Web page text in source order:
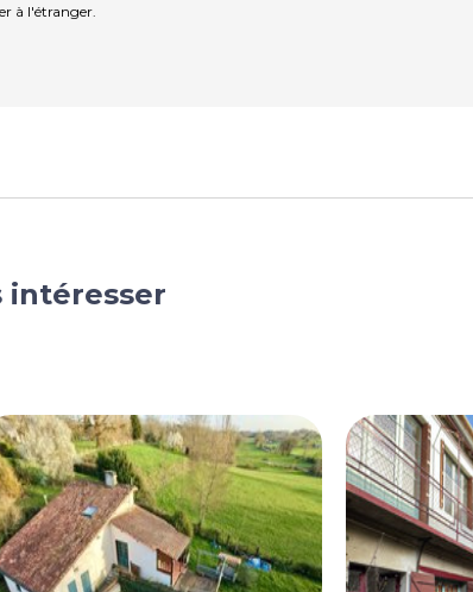
à l'étranger.
intéresser